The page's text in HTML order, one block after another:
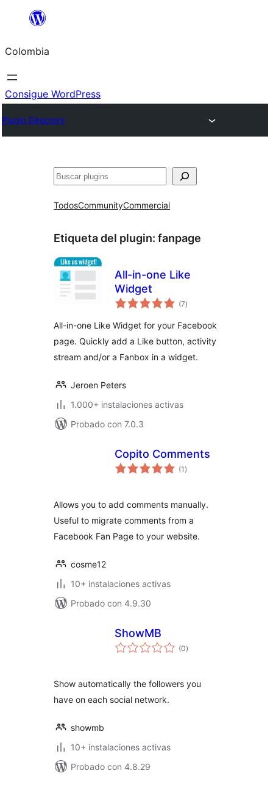
Saltar
contenido
Colombia
Consigue WordPress
Plugin Directory
Buscar
TodosCommunityCommercial
Etiqueta del plugin: fanpage
All-in-one Like
Widget
(7total
de
)
All-in-one Like Widget for your Facebook
page. Quickly add a Like button, activity
stream and/or a Fanbox in a widget.
Jeroen Peters
1.000+ instalaciones activas
Probado con 7.0.3
Copito Comments
(1 total
de
)
Allows you to add comments manually.
Useful to migrate comments from a
Facebook Fan Page to your website.
cosme12
10+ instalaciones activas
Probado con 4.9.30
ShowMB
(0total
de
)
Show automatically the followers you
have on each social network.
showmb
10+ instalaciones activas
Probado con 4.8.29